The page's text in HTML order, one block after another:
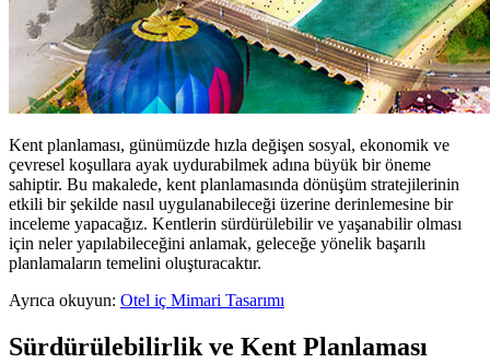
Kent planlaması, günümüzde hızla değişen sosyal, ekonomik ve
çevresel koşullara ayak uydurabilmek adına büyük bir öneme
sahiptir. Bu makalede, kent planlamasında dönüşüm stratejilerinin
etkili bir şekilde nasıl uygulanabileceği üzerine derinlemesine bir
inceleme yapacağız. Kentlerin sürdürülebilir ve yaşanabilir olması
için neler yapılabileceğini anlamak, geleceğe yönelik başarılı
planlamaların temelini oluşturacaktır.
Ayrıca okuyun: Otel iç Mimari Tasarımı
Sürdürülebilirlik ve Kent Planlaması